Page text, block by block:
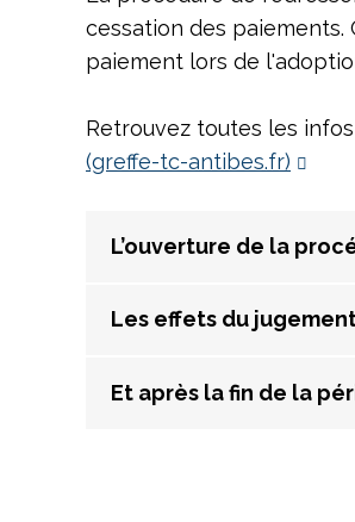
cessation des
paiement lors de
Retrouvez toutes les
(greffe-tc-antibes.fr)
L’ouverture de la
Les effets du
Et après la fin de la